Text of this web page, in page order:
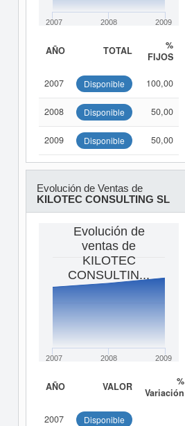
2007 2008 2009
AÑO TOTAL
%
FIJOS
2007 Disponible 100,00
2008 Disponible 50,00
2009 Disponible 50,00
Evolución de Ventas de
KILOTEC CONSULTING SL
Evolución de
ventas de
KILOTEC
CONSULTIN...
2007 2008 2009
AÑO VALOR
%
Variación
2007 Disponible